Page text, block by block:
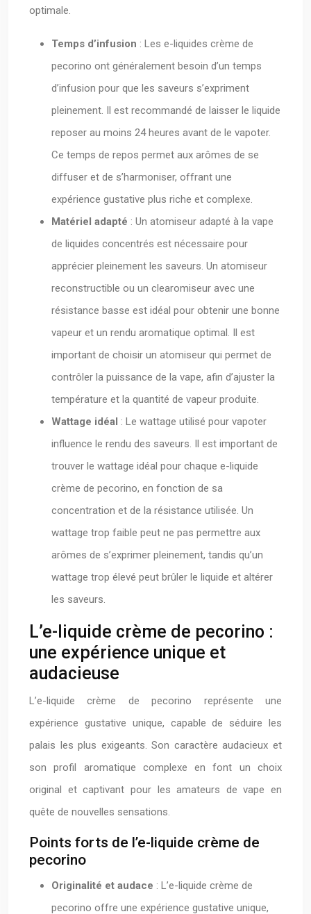
optimale.
Temps d’infusion : Les e-liquides crème de
pecorino ont généralement besoin d’un temps
d’infusion pour que les saveurs s’expriment
pleinement. Il est recommandé de laisser le liquide
reposer au moins 24 heures avant de le vapoter.
Ce temps de repos permet aux arômes de se
diffuser et de s’harmoniser, offrant une
expérience gustative plus riche et complexe.
Matériel adapté : Un atomiseur adapté à la vape
de liquides concentrés est nécessaire pour
apprécier pleinement les saveurs. Un atomiseur
reconstructible ou un clearomiseur avec une
résistance basse est idéal pour obtenir une bonne
vapeur et un rendu aromatique optimal. Il est
important de choisir un atomiseur qui permet de
contrôler la puissance de la vape, afin d’ajuster la
température et la quantité de vapeur produite.
Wattage idéal : Le wattage utilisé pour vapoter
influence le rendu des saveurs. Il est important de
trouver le wattage idéal pour chaque e-liquide
crème de pecorino, en fonction de sa
concentration et de la résistance utilisée. Un
wattage trop faible peut ne pas permettre aux
arômes de s’exprimer pleinement, tandis qu’un
wattage trop élevé peut brûler le liquide et altérer
les saveurs.
L’e-liquide crème de pecorino :
une expérience unique et
audacieuse
L’e-liquide crème de pecorino représente une
expérience gustative unique, capable de séduire les
palais les plus exigeants. Son caractère audacieux et
son profil aromatique complexe en font un choix
original et captivant pour les amateurs de vape en
quête de nouvelles sensations.
Points forts de l’e-liquide crème de
pecorino
Originalité et audace : L’e-liquide crème de
pecorino offre une expérience gustative unique,